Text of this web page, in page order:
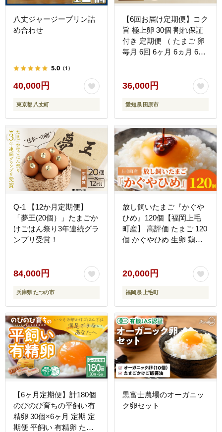
八丈ジャージープリン詰
め合わせ
5.0 （1）
40,000円
東京都 八丈町
【6回お届け定期便】コク
旨 極上卵 30個 割れ保証
付き 定期便 （ たまご 卵
毎月 6回 6ヶ月 6ヵ月 6か
36,000円
愛知県 田原市
Q-1 【12か月定期便】
「夢王(20個）」たまごか
けごはん祭り3年連続グラ
ンプリ受賞！
84,000円
兵庫県 たつの市
放し飼いたまご『かぐや
ひめ』120個【福岡上毛
町産】 高評価 たまご 120
個 かぐやひめ 生卵 鶏卵
こだわり 放し飼い 九州産
卵かけご飯 オムライス オ
ムレツ チャーハン 親子丼
マフィン プリン ご飯 ス
イーツ 食品 お取り寄せ
グルメ 福岡県 上毛町 送
料無料 C00701
20,000円
福岡県 上毛町
【6ヶ月定期便】計180個
のびのび育ちの平飼い有
精卵 30個×6ヶ月 定期 定
期便 平飼い 有精卵 たま
黒富士農場のオーガニッ
ク卵セット